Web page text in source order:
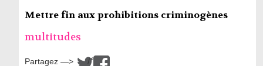
Mettre fin aux prohibitions criminogènes
multitudes
Partagez —> /